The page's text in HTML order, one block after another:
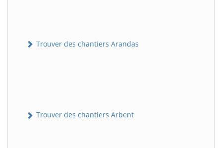
Trouver des chantiers Arandas
Trouver des chantiers Arbent